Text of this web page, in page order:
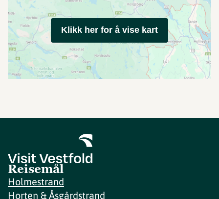
Klikk her for å vise kart
Reisemål
Holmestrand
Horten & Åsgårdstrand